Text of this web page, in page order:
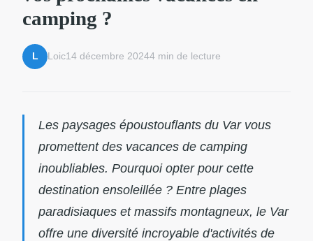
camping ?
L Loic14 décembre 20244 min de lecture
Les paysages époustouflants du Var vous
promettent des vacances de camping
inoubliables. Pourquoi opter pour cette
destination ensoleillée ? Entre plages
paradisiaques et massifs montagneux, le Var
offre une diversité incroyable d'activités de